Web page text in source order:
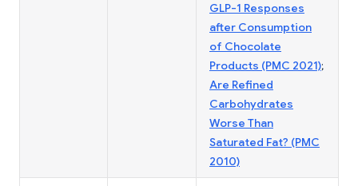
GLP-1 Responses
after Consumption
of Chocolate
Products (PMC 2021);
Are Refined
Carbohydrates
Worse Than
Saturated Fat? (PMC
2010)